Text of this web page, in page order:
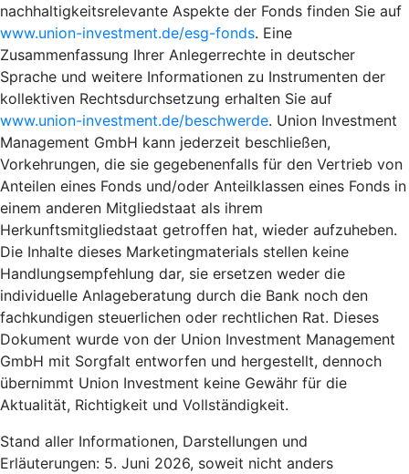
nachhaltigkeitsrelevante Aspekte der Fonds finden Sie auf
www.union-investment.de/esg-fonds. Eine
Zusammenfassung Ihrer Anlegerrechte in deutscher
Sprache und weitere Informationen zu Instrumenten der
kollektiven Rechtsdurchsetzung erhalten Sie auf
www.union-investment.de/beschwerde. Union Investment
Management GmbH kann jederzeit beschließen,
Vorkehrungen, die sie gegebenenfalls für den Vertrieb von
Anteilen eines Fonds und/oder Anteilklassen eines Fonds in
einem anderen Mitgliedstaat als ihrem
Herkunftsmitgliedstaat getroffen hat, wieder aufzuheben.
Die Inhalte dieses Marketingmaterials stellen keine
Handlungsempfehlung dar, sie ersetzen weder die
individuelle Anlageberatung durch die Bank noch den
fachkundigen steuerlichen oder rechtlichen Rat. Dieses
Dokument wurde von der Union Investment Management
GmbH mit Sorgfalt entworfen und hergestellt, dennoch
übernimmt Union Investment keine Gewähr für die
Aktualität, Richtigkeit und Vollständigkeit.
Stand aller Informationen, Darstellungen und
Erläuterungen: 5. Juni 2026, soweit nicht anders